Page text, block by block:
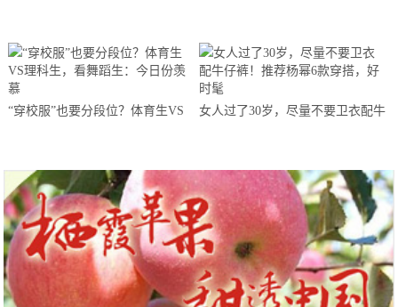
“穿校服”也要分段位？体育生VS
女人过了30岁，尽量不要卫衣配牛